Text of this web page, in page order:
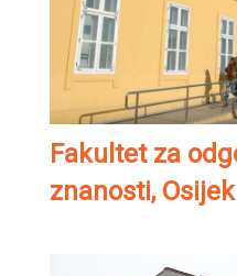
Fakultet za
znanosti, Osijek